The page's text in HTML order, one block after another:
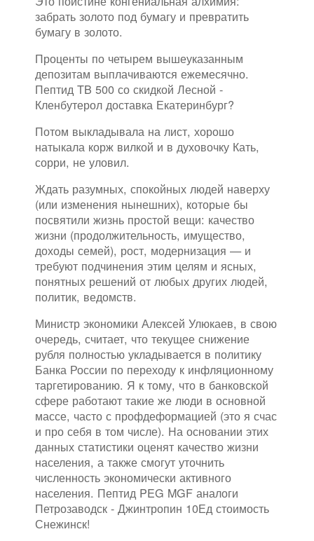
забрать золото под бумагу и превратить
бумагу в золото.
Проценты по четырем вышеуказанным
депозитам выплачиваются ежемесячно.
Пептид TB 500 со скидкой Лесной -
Кленбутерол доставка Екатеринбург?
Потом выкладывала на лист, хорошо
натыкала корж вилкой и в духовочку Кать,
сорри, не уловил.
Ждать разумных, спокойных людей наверху
(или изменения нынешних), которые бы
посвятили жизнь простой вещи: качество
жизни (продолжительность, имущество,
доходы семей), рост, модернизация — и
требуют подчинения этим целям и ясных,
понятных решений от любых других людей,
политик, ведомств.
Министр экономики Алексей Улюкаев, в свою
очередь, считает, что текущее снижение
рубля полностью укладывается в политику
Банка России по переходу к инфляционному
таргетированию. Я к тому, что в банковской
сфере работают такие же люди в основной
массе, часто с профдеформацией (это я счас
и про себя в том числе). На основании этих
данных статистики оценят качество жизни
населения, а также смогут уточнить
численность экономически активного
населения. Пептид PEG MGF аналоги
Петрозаводск - Джинтропин 10Ед стоимость
Снежинск!